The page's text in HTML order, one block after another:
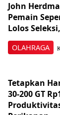
OLAHRAGA
John
Pemain
Lolos
Tetapkan
30-200 GT